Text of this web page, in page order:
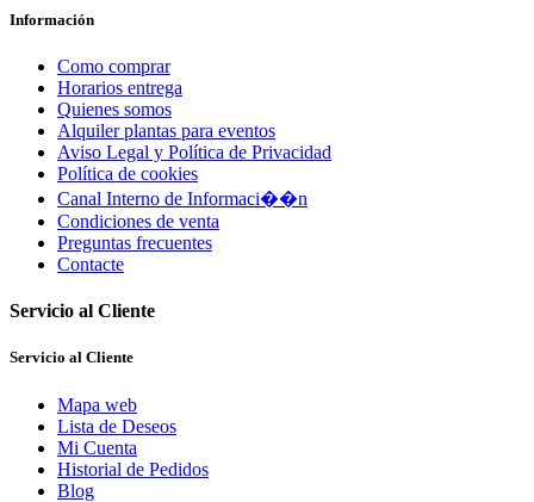
Información
Como comprar
Horarios entrega
Quienes somos
Alquiler plantas para eventos
Aviso Legal y Política de Privacidad
Política de cookies
Canal Interno de Informaci��n
Condiciones de venta
Preguntas frecuentes
Contacte
Servicio al Cliente
Servicio al Cliente
Mapa web
Lista de Deseos
Mi Cuenta
Historial de Pedidos
Blog